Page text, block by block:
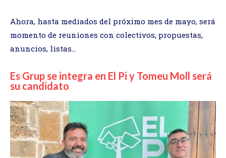
Ahora, hasta mediados del próximo mes de mayo, será
momento de reuniones con colectivos, propuestas,
anuncios, listas…
Es Grup se integra en El Pi y Tomeu Moll será
su candidato